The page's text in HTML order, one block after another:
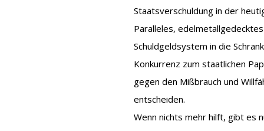
Staatsverschuldung in der
Paralleles,
Schuldgeldsystem in die
Konkurrenz zum staatlichen
gegen den Mißbrauch und
entscheiden.
Wenn nichts mehr hilft, gibt es